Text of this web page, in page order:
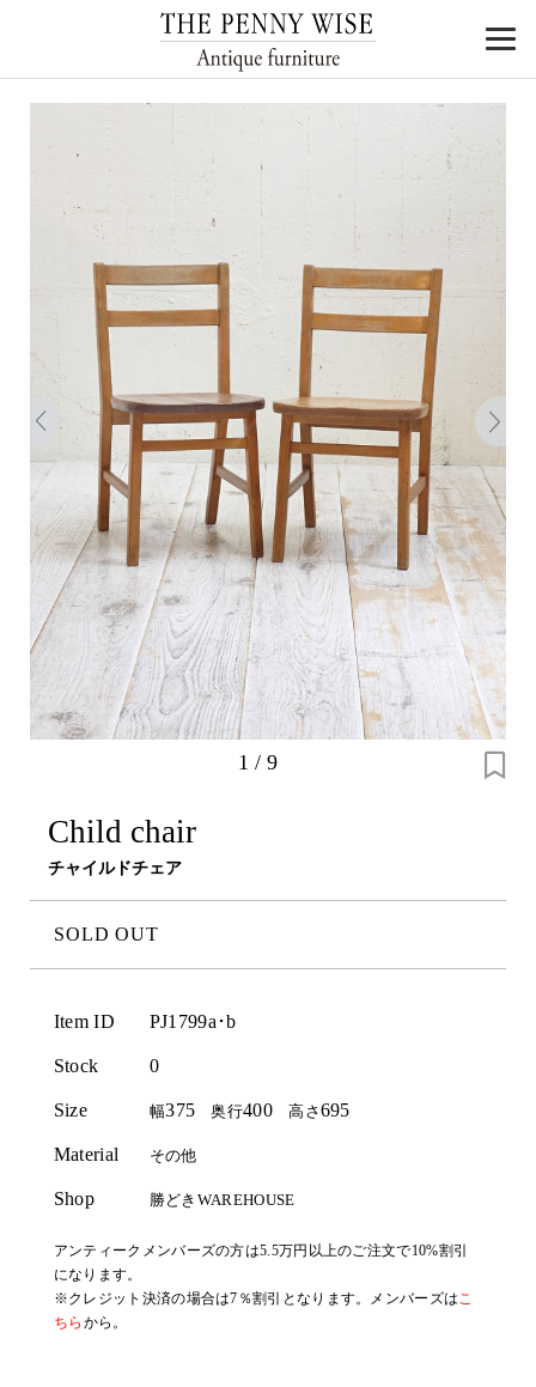
1 / 9
Child chair
チャイルドチェア
SOLD OUT
Item ID PJ1799a･b
Stock 0
Size 幅375 奥行400高さ695
Material その他
Shop 勝どきWAREHOUSE
アンティークメンバーズの方は5.5万円以上のご注文で10%割引
になります。
※クレジット決済の場合は7％割引となります。メンバーズはこ
ちら から。